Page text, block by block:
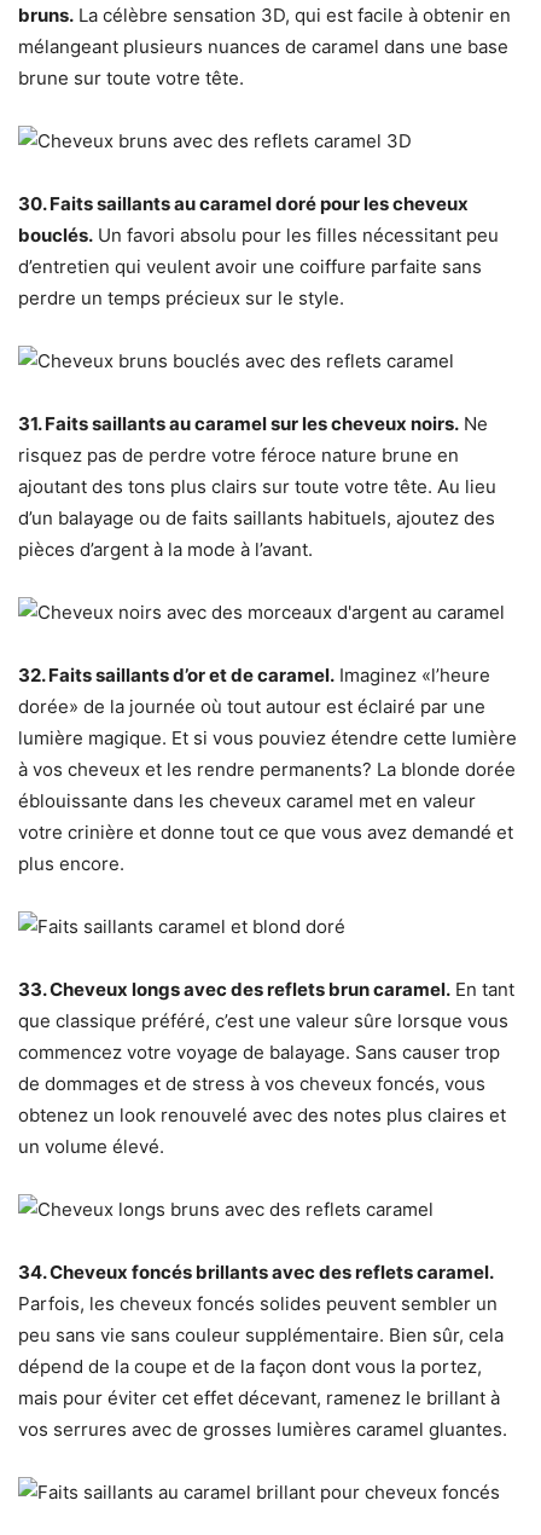
bruns. La célèbre sensation 3D, qui est facile à obtenir en
mélangeant plusieurs nuances de caramel dans une base
brune sur toute votre tête.
30. Faits saillants au caramel doré pour les cheveux
bouclés. Un favori absolu pour les filles nécessitant peu
d’entretien qui veulent avoir une coiffure parfaite sans
perdre un temps précieux sur le style.
31. Faits saillants au caramel sur les cheveux noirs. Ne
risquez pas de perdre votre féroce nature brune en
ajoutant des tons plus clairs sur toute votre tête. Au lieu
d’un balayage ou de faits saillants habituels, ajoutez des
pièces d’argent à la mode à l’avant.
32. Faits saillants d’or et de caramel. Imaginez «l’heure
dorée» de la journée où tout autour est éclairé par une
lumière magique. Et si vous pouviez étendre cette lumière
à vos cheveux et les rendre permanents? La blonde dorée
éblouissante dans les cheveux caramel met en valeur
votre crinière et donne tout ce que vous avez demandé et
plus encore.
33. Cheveux longs avec des reflets brun caramel. En tant
que classique préféré, c’est une valeur sûre lorsque vous
commencez votre voyage de balayage. Sans causer trop
de dommages et de stress à vos cheveux foncés, vous
obtenez un look renouvelé avec des notes plus claires et
un volume élevé.
34. Cheveux foncés brillants avec des reflets caramel.
Parfois, les cheveux foncés solides peuvent sembler un
peu sans vie sans couleur supplémentaire. Bien sûr, cela
dépend de la coupe et de la façon dont vous la portez,
mais pour éviter cet effet décevant, ramenez le brillant à
vos serrures avec de grosses lumières caramel gluantes.